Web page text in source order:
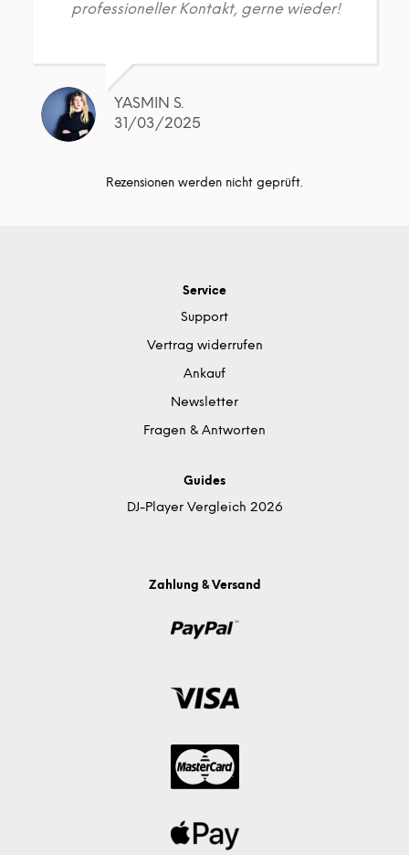
professioneller Kontakt, gerne wieder!
YASMIN S.
31/03/2025
Rezensionen werden nicht geprüft.
Service
Support
Vertrag widerrufen
Ankauf
Newsletter
Fragen & Antworten
Guides
DJ-Player Vergleich 2026
Zahlung & Versand